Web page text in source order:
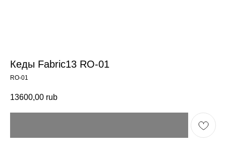
Кеды Fabric13 RO-01
RO-01
13600,00 rub